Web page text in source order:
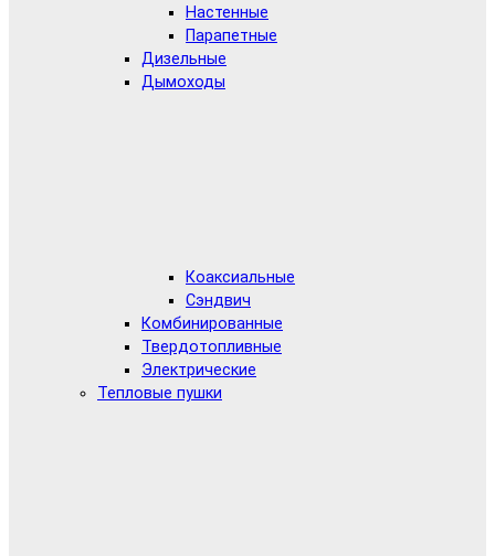
Настенные
Парапетные
Дизельные
Дымоходы
Коаксиальные
Сэндвич
Комбинированные
Твердотопливные
Электрические
Тепловые пушки